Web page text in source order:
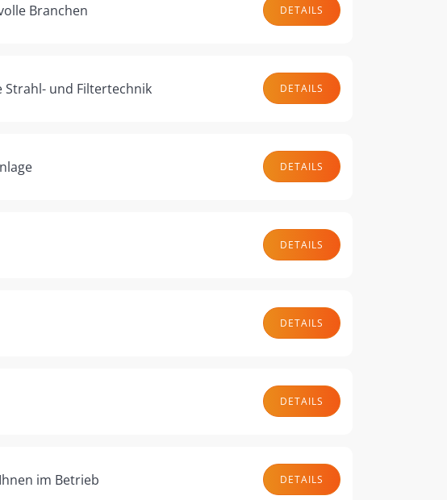
Branchen DETAILS
und Filtertechnik DETAILS
DETAILS
DETAILS
DETAILS
DETAILS
im Betrieb DETAILS